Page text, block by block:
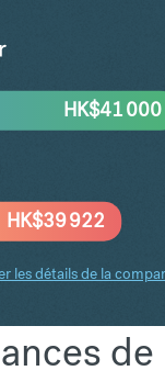
HK$39 922
HK$41 000
les détails de la
de